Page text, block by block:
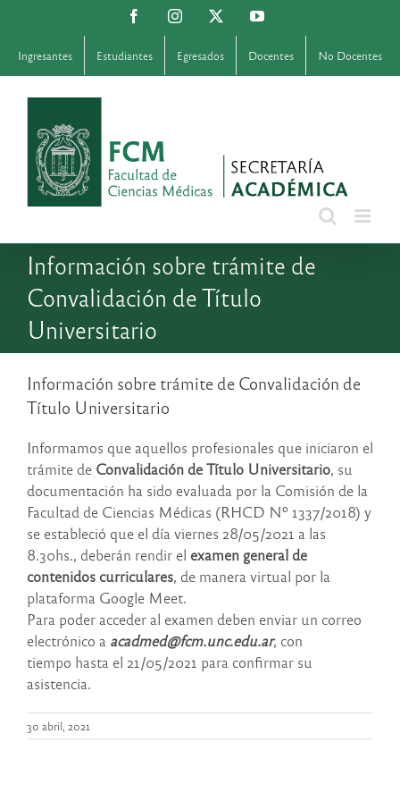
contenido
FacebookInstagram YouTube
Ingresantes Estudiantes Egresados Docentes No Docentes
Información sobre trámite de
Convalidación de Título
Universitario
Información sobre trámite de Convalidación de
Título Universitario
Informamos que aquellos profesionales que iniciaron el
trámite de Convalidación de Título Universitario, su
documentación ha sido evaluada por la Comisión de la
Facultad de Ciencias Médicas (RHCD Nº 1337/2018) y
se estableció que el día viernes 28/05/2021 a las
8.30hs., deberán rendir el examen general de
contenidos curriculares, de manera virtual por la
plataforma Google Meet.
Para poder acceder al examen deben enviar un correo
electrónico a acadmed@fcm.unc.edu.ar, con
tiempo hasta el 21/05/2021 para confirmar su
asistencia.
30 abril, 2021